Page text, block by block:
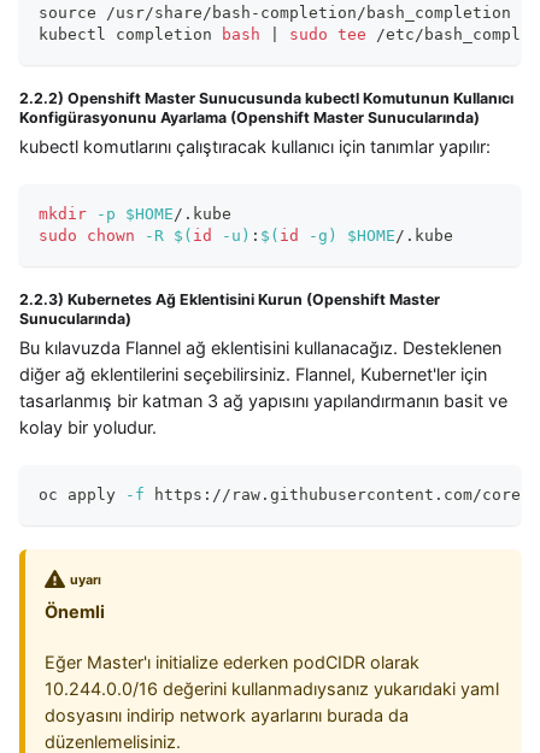
source /usr/share/bash-completion/bash_completion
kubectl completion
bash sudo tee /etc/
2.2.2) Openshift Master Sunucusunda kubectl Komutunun Kullanıcı
Konfigürasyonunu Ayarlama (Openshift Master Sunucularında)
kubectl komutlarını çalıştıracak kullanıcı için tanımlar yapılır:
mkdir -p $HOME/.kube
sudo
chown -R $( id -u ) : $( id -g ) $HOME/.kube
2.2.3) Kubernetes Ağ Eklentisini Kurun (Openshift Master
Sunucularında)
Bu kılavuzda Flannel ağ eklentisini kullanacağız. Desteklenen
diğer ağ eklentilerini seçebilirsiniz. Flannel, Kubernet'ler için
tasarlanmış bir katman 3 ağ yapısını yapılandırmanın basit ve
kolay bir yoludur.
oc apply -f https://raw.githubusercontent.com/
uyarı
Önemli
Eğer Master'ı initialize ederken podCIDR olarak
10.244.0.0/16 değerini kullanmadıysanız yukarıdaki yaml
dosyasını indirip network ayarlarını burada da
düzenlemelisiniz.